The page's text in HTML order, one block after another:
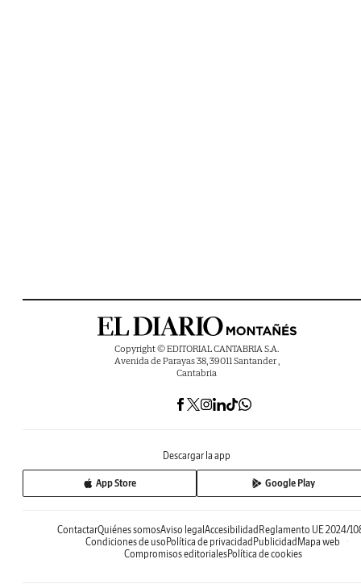
Copyright © EDITORIAL CANTABRIA S.A.
Avenida de Parayas 38, 39011 Santander ,
Cantabria
Descargar la app
App Store Google Play
ContactarQuiénes somosAviso legalAccesibilidadReglamento UE 2024/
Condiciones de usoPolítica de privacidadPublicidadMapa web
Compromisos editorialesPolítica de cookies